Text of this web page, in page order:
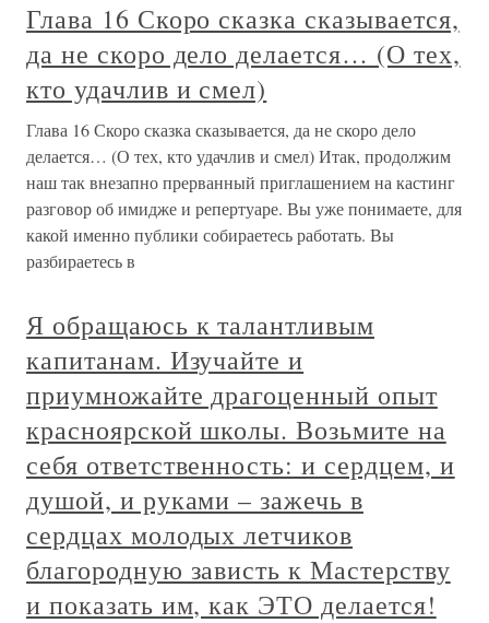
Глава 16 Скоро сказка сказывается,
да не скоро дело делается… (О тех,
кто удачлив и смел)
Глава 16 Скоро сказка сказывается, да не скоро дело
делается… (О тех, кто удачлив и смел) Итак, продолжим
наш так внезапно прерванный приглашением на кастинг
разговор об имидже и репертуаре. Вы уже понимаете, для
какой именно публики собираетесь работать. Вы
разбираетесь в
Я обращаюсь к талантливым
капитанам. Изучайте и
приумножайте драгоценный опыт
красноярской школы. Возьмите на
себя ответственность: и сердцем, и
душой, и руками – зажечь в
сердцах молодых летчиков
благородную зависть к Мастерству
и показать им, как ЭТО делается!